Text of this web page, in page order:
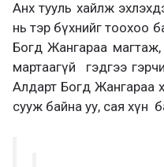
Анх тууль хайлж
нь тэр бүхнийг тоохоо
Богд Жангараа магтаж,
мартаагүй гэдгээ
Алдарт Богд Жангараа
сууж байна уу, сая хүн